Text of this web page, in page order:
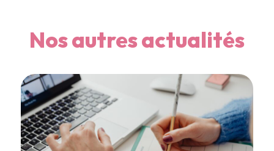
Nos autres actualités